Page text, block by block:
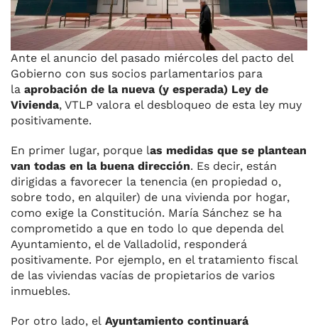
Ante el anuncio del pasado miércoles del pacto del
Gobierno con sus socios parlamentarios para
la aprobación de la nueva (y esperada) Ley de
Vivienda, VTLP valora el desbloqueo de esta ley muy
positivamente.
En primer lugar, porque las medidas que se plantean
van todas en la buena dirección. Es decir, están
dirigidas a favorecer la tenencia (en propiedad o,
sobre todo, en alquiler) de una vivienda por hogar,
como exige la Constitución. María Sánchez se ha
comprometido a que en todo lo que dependa del
Ayuntamiento, el de Valladolid, responderá
positivamente. Por ejemplo, en el tratamiento fiscal
de las viviendas vacías de propietarios de varios
inmuebles.
Por otro lado, el Ayuntamiento continuará